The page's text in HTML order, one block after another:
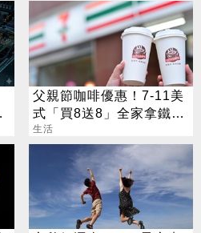
父親節咖啡優惠！7-11美
式「買8送8」全家拿鐵2
杯85元
生活